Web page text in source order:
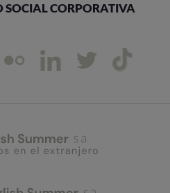
SOCIAL CORPORATIVA